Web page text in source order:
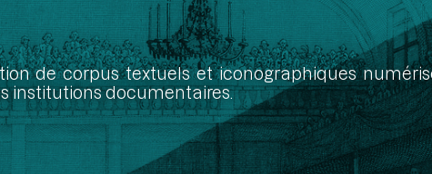
de corpus textuels et iconographiques
institutions documentaires.